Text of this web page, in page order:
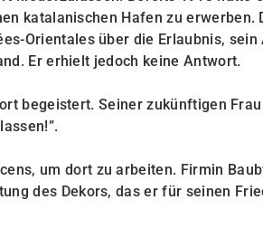
katalanischen Hafen zu erwerben.
Orientales über die Erlaubnis,
Er erhielt jedoch keine Antwort.
begeistert. Seiner zukünftigen
um dort zu arbeiten. Firmin
des Dekors, das er für seinen